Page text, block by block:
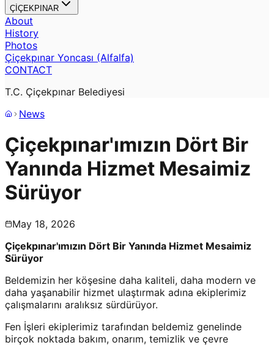
ÇİÇEKPINAR
About
History
Photos
Çiçekpınar Yoncası (Alfalfa)
CONTACT
T.C. Çiçekpınar Belediyesi
News
Çiçekpınar'ımızın Dört Bir
Yanında Hizmet Mesaimiz
Sürüyor
May 18, 2026
Çiçekpınar'ımızın Dört Bir Yanında Hizmet Mesaimiz
Sürüyor
Beldemizin her köşesine daha kaliteli, daha modern ve
daha yaşanabilir hizmet ulaştırmak adına ekiplerimiz
çalışmalarını aralıksız sürdürüyor.
Fen İşleri ekiplerimiz tarafından beldemiz genelinde
birçok noktada bakım, onarım, temizlik ve çevre